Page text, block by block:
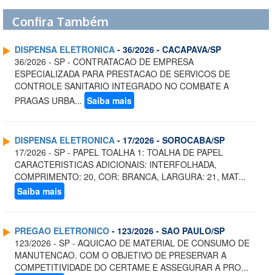
Confira Também
DISPENSA ELETRONICA - 36/2026 - CACAPAVA/SP
36/2026 - SP - CONTRATACAO DE EMPRESA
ESPECIALIZADA PARA PRESTACAO DE SERVICOS DE
CONTROLE SANITARIO INTEGRADO NO COMBATE A
PRAGAS URBA... Saiba mais
DISPENSA ELETRONICA - 17/2026 - SOROCABA/SP
17/2026 - SP - PAPEL TOALHA 1: TOALHA DE PAPEL
CARACTERISTICAS ADICIONAIS: INTERFOLHADA,
COMPRIMENTO: 20, COR: BRANCA, LARGURA: 21, MAT...
Saiba mais
PREGAO ELETRONICO - 123/2026 - SAO PAULO/SP
123/2026 - SP - AQUICAO DE MATERIAL DE CONSUMO DE
MANUTENCAO. COM O OBJETIVO DE PRESERVAR A
COMPETITIVIDADE DO CERTAME E ASSEGURAR A PRO...